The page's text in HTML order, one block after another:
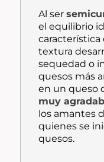
Al ser
el equilibrio
característica
textura
sequedad o
quesos más
en un queso
muy
los amantes
quienes se
quesos.